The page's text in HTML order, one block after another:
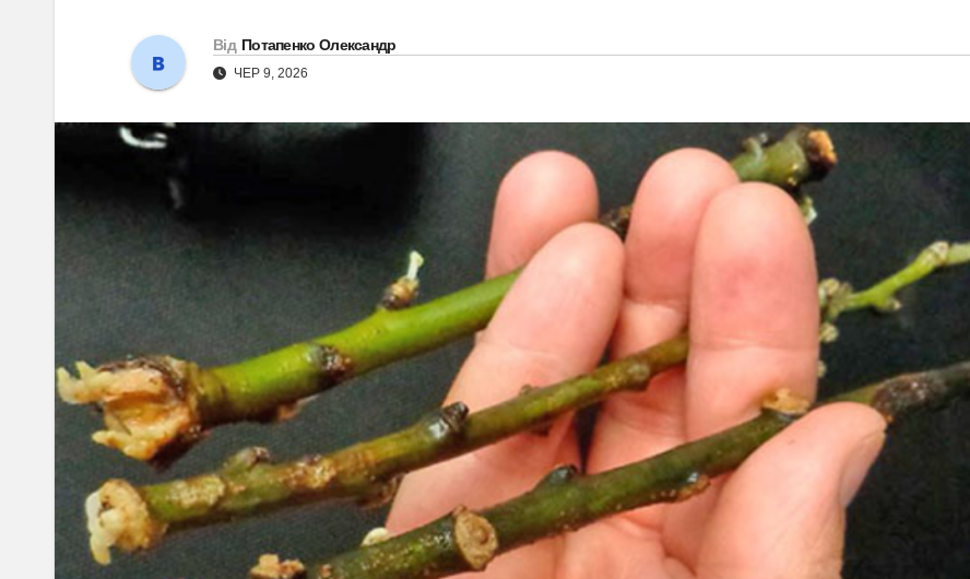
Від Потапенко Олександр
ЧЕР 9, 2026